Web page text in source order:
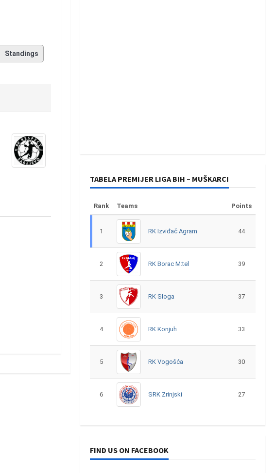
Standings
TABELA PREMIJER LIGA BIH – MUŠKARCI
Rank Teams Points
1 RK Izviđač Agram 44
2 RK Borac M:tel 39
3 RK Sloga 37
4 RK Konjuh 33
5 RK Vogošća 30
6 SRK Zrinjski 27
FIND US ON FACEBOOK